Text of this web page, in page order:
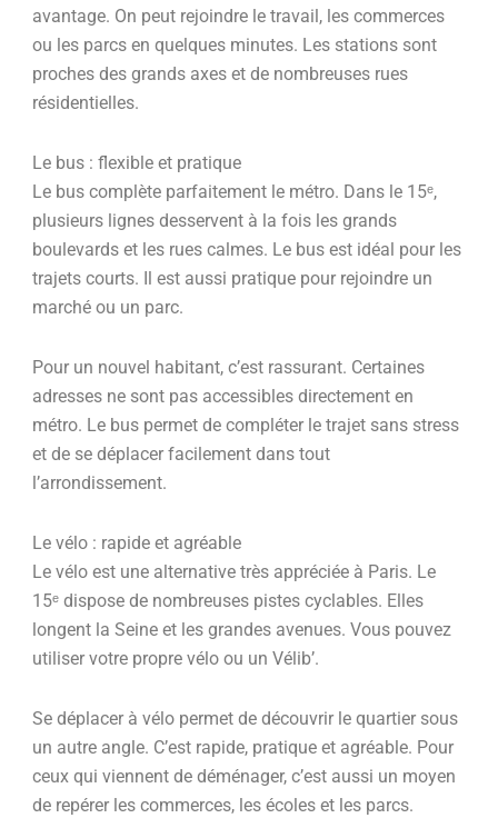
avantage. On peut rejoindre le travail, les commerces
ou les parcs en quelques minutes. Les stations sont
proches des grands axes et de nombreuses rues
résidentielles.
Le bus : flexible et pratique
Le bus complète parfaitement le métro. Dans le 15ᵉ,
plusieurs lignes desservent à la fois les grands
boulevards et les rues calmes. Le bus est idéal pour les
trajets courts. Il est aussi pratique pour rejoindre un
marché ou un parc.
Pour un nouvel habitant, c’est rassurant. Certaines
adresses ne sont pas accessibles directement en
métro. Le bus permet de compléter le trajet sans stress
et de se déplacer facilement dans tout
l’arrondissement.
Le vélo : rapide et agréable
Le vélo est une alternative très appréciée à Paris. Le
15ᵉ dispose de nombreuses pistes cyclables. Elles
longent la Seine et les grandes avenues. Vous pouvez
utiliser votre propre vélo ou un Vélib’.
Se déplacer à vélo permet de découvrir le quartier sous
un autre angle. C’est rapide, pratique et agréable. Pour
ceux qui viennent de déménager, c’est aussi un moyen
de repérer les commerces, les écoles et les parcs.